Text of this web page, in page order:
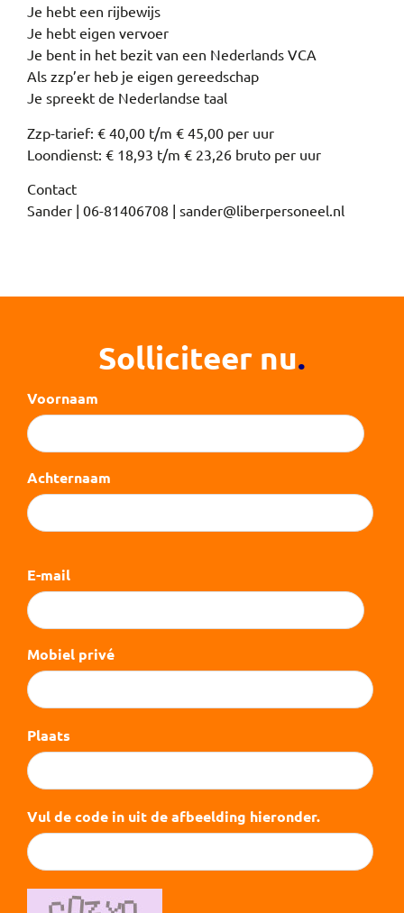
Je hebt een rijbewijs
Je hebt eigen vervoer
Je bent in het bezit van een Nederlands VCA
Als zzp’er heb je eigen gereedschap
Je spreekt de Nederlandse taal
Zzp-tarief: € 40,00 t/m € 45,00 per uur
Loondienst: € 18,93 t/m € 23,26 bruto per uur
Contact
Sander | 06-81406708 | sander@liberpersoneel.nl
Solliciteer nu.
Voornaam
Achternaam
E-mail
Mobiel privé
Plaats
Vul de code in uit de afbeelding hieronder.